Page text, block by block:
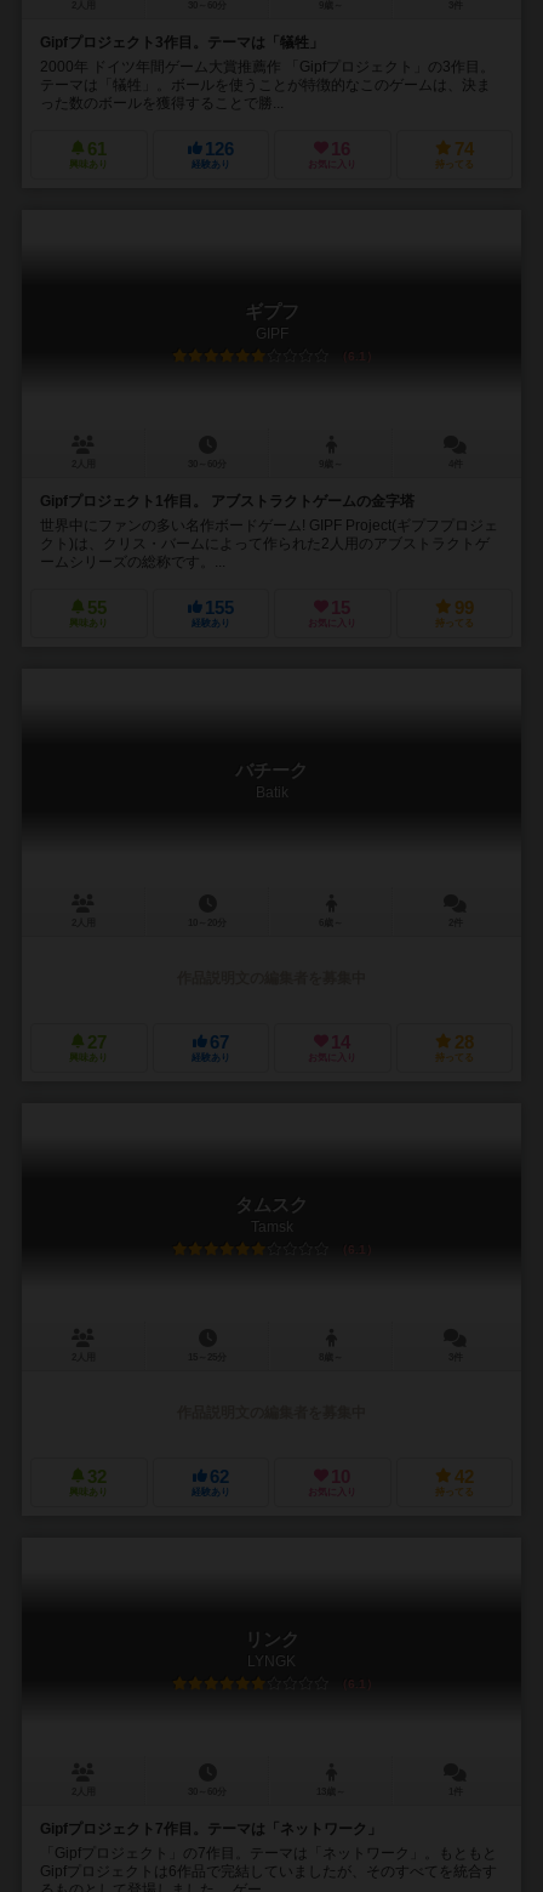
Gipfプロジェクト3作目。テーマは「犠牲」
2000年 ドイツ年間ゲーム大賞推薦作 「Gipfプロジェクト」の3作目。
テーマは「犠牲」。ボールを使うことが特徴的なこのゲームは、決ま
った数のボールを獲得することで勝...
61
興味あり
126
経験あり
16
お気に入り
74
持ってる
ギプフ
GIPF
6.1
Gipfプロジェクト1作目。 アブストラクトゲームの金字塔
世界中にファンの多い名作ボードゲーム! GIPF Project(ギプフプロジェ
クト)は、クリス・バームによって作られた2人用のアブストラクトゲ
ームシリーズの総称です。...
55
興味あり
155
経験あり
15
お気に入り
99
持ってる
バチーク
Batik
27
興味あり
67
経験あり
14
お気に入り
28
持ってる
タムスク
Tamsk
6.1
32
興味あり
62
経験あり
10
お気に入り
42
持ってる
リンク
LYNGK
6.1
Gipfプロジェクト7作目。テーマは「ネットワーク」
「Gipfプロジェクト」の7作目。テーマは「ネットワーク」。もともと
Gipfプロジェクトは6作品で完結していましたが、そのすべてを統合す